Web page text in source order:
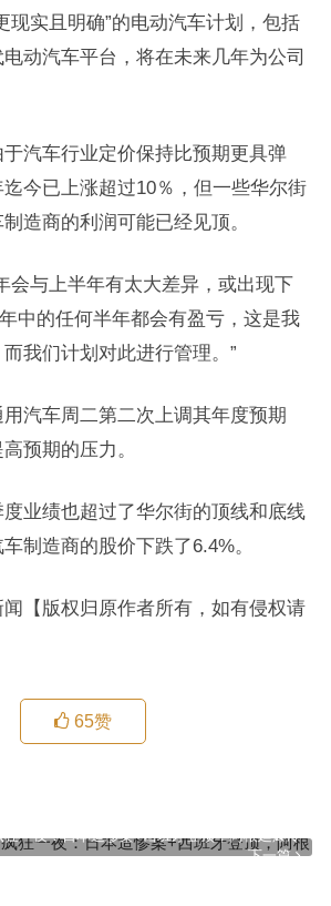
现实且明确”的电动汽车计划，包括
动汽车平台，将在未来几年为公司
汽车行业定价保持比预期更具弹
今已上涨超过10％，但一些华尔街
造商的利润可能已经见顶。
会与上半年有太大差异，或出现下
中的任何半年都会有盈亏，这是我
我们计划对此进行管理。”
汽车周二第二次上调其年度预期
预期的压力。
业绩也超过了华尔街的顶线和底线
制造商的股价下跌了6.4%。
【版权归原作者所有，如有侵权请
65赞
下一篇
狂一夜：日本造惨案+西班牙登顶，阿根廷爆冷